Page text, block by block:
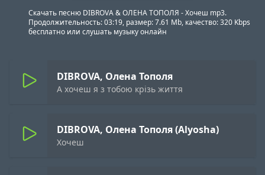
Скачать песню DIBROVA & ОЛЕНА ТОПОЛЯ - Хочеш mp3.
Продолжительность: 03:19, размер: 7.61 Mb, качество: 320 Kbps
бесплатно или слушать музыку онлайн
DIBROVA, Олена Тополя
А хочеш я з тобою крізь життя
DIBROVA, Олена Тополя (Alyosha)
Хочеш